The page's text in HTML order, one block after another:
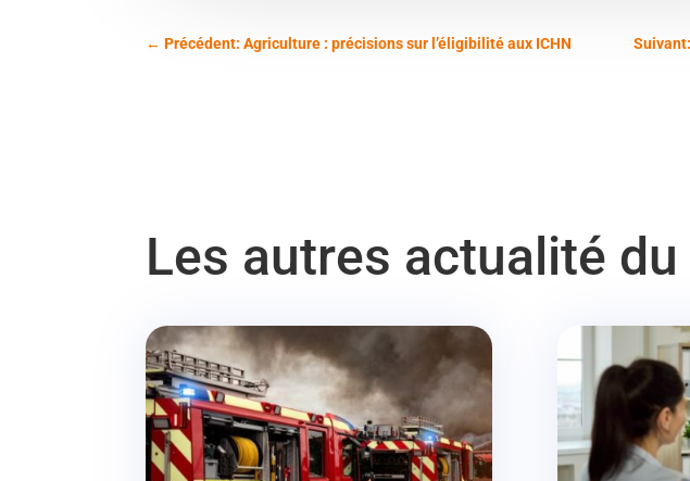
←Précédent: Agriculture : précisions sur l’éligibilité aux ICHN
Les autres actualité